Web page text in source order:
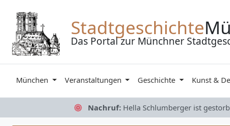
Stadtgeschichte
Das Portal zur Münchner
München Veranstaltungen Geschichte Kunst &
Nachruf: Hella Schlumberger ist